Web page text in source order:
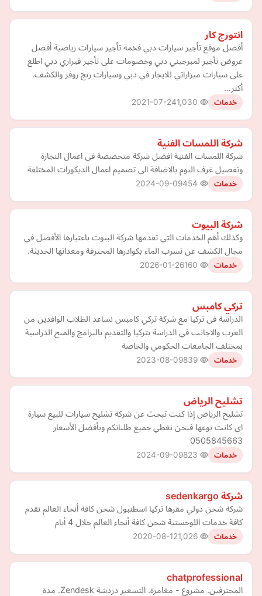
انتورج كار
أفضل موقع تأجير سيارات دبي فخمة تأجير سيارات رياضية أفضل
عروض تأجير لمبرجيني دبي وخصومات على تأجير فيراري دبي اطلع
على سيارات ميزاراتي للايجار في دبي وسيارات رنج روفر والكشف.
أكثر…
خدمات 2021-07-24
شركة اللمسات الفنية
شركة اللمسات الفنية افضل شركة متخصصة فى اعمال النجارة
وتفصيل غرف النوم بالاضافة الى تصميم اعمال الديكورات المختلفة
خدمات 2024-09-09
شركة البيوت
وكذلك أهم الخدمات التي تقدمها شركة البيوت باعتبارها الأفضل في
مجال الكشف عن تسرب الماء بكوادرها المحترفة ومعداتها الحديثة.
خدمات 2026-01-26
تركي كامبس
الدراسة فى تركيا مع شركة تركي كامبس نساعد الطلاب الوافدين من
العرب والاجانب في الدراسة بتركيا والتقديم بالبرامج والمنح الدراسية
بمختلف الجامعات الحكومي والخاصة
خدمات 2023-08-09
تشليح الرياض
تشليح الرياض إذا كنت تبحث عن شركة تشليح سيارات للبيع سيارة
اى كانت نوعها فنحن نغطي جميع طلباتكم وبأفضل الأسعار
0505845663
خدمات 2024-09-09
شركة sedenkargo
شركة شحن دولي مقرها تركيا اسطنبول شحن كافة أنحاء العالم نقدم
كافة خدمات اللوجستية شحن كافة أنحاء العالم خلال 4 أيام
خدمات 2020-08-12
chatprofessional
المحترفين. مشروع - مغامرة. التسعير دردشة Zendesk. مدة